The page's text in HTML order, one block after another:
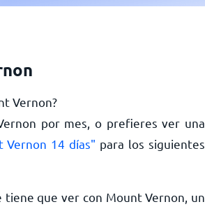
Vernon?
por mes, o prefieres ver una
Vernon 14 días" para los siguientes
que ver con Mount Vernon, un